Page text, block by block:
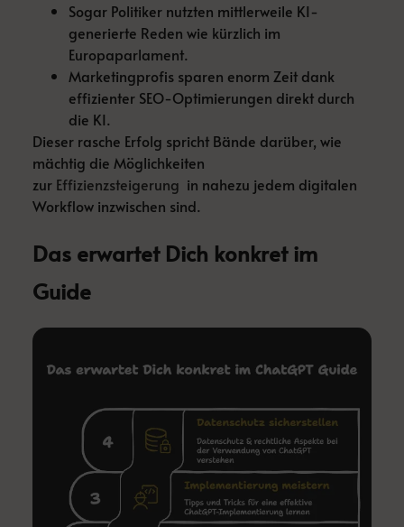
Sogar Politiker nutzten mittlerweile KI-
generierte Reden wie kürzlich im
Europaparlament.
Marketingprofis sparen enorm Zeit dank
effizienter SEO-Optimierungen direkt durch
die KI.
Dieser rasche Erfolg spricht Bände darüber, wie
mächtig die Möglichkeiten
zur Effizienzsteigerung in nahezu jedem digitalen
Workflow inzwischen sind.
Das erwartet Dich konkret im
Guide